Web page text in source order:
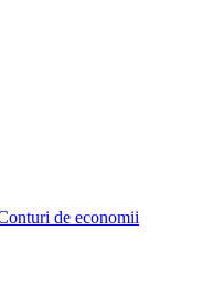
de economii